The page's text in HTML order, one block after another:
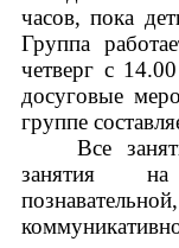
часов, пока
Группа
четверг с
досуговые
группе
Все
занятия на